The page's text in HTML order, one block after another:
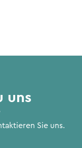
uns
Sie uns.